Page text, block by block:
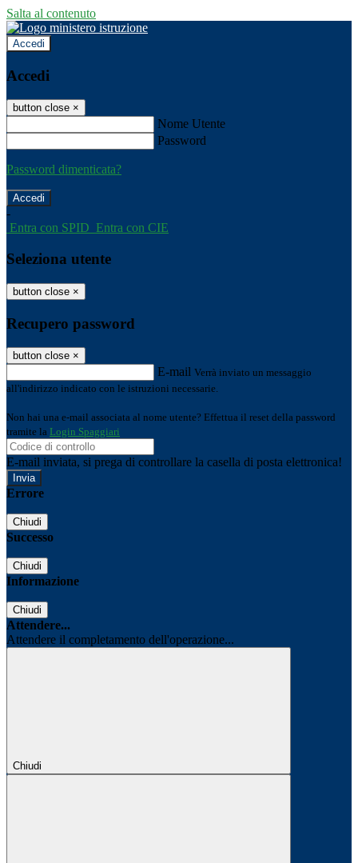
Salta al contenuto
Accedi
Accedi
button close ×
Nome Utente
Password
Password dimenticata?
-
Entra con SPID Entra con CIE
Seleziona utente
button close ×
Recupero password
button close ×
E-mail Verrà inviato un messaggio
all'indirizzo indicato con le istruzioni necessarie.
Non hai una e-mail associata al nome utente? Effettua il reset della password
tramite la Login Spaggiari
E-mail inviata, si prega di controllare la casella di posta elettronica!
Errore
Chiudi
Successo
Chiudi
Informazione
Chiudi
Attendere...
Attendere il completamento dell'operazione...
Chiudi